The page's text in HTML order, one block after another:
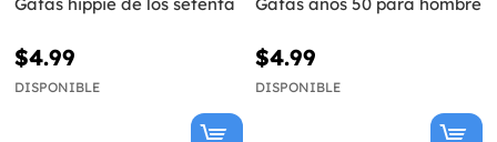
$4.99
DISPONIBLE
$4.99
DISPONIBLE